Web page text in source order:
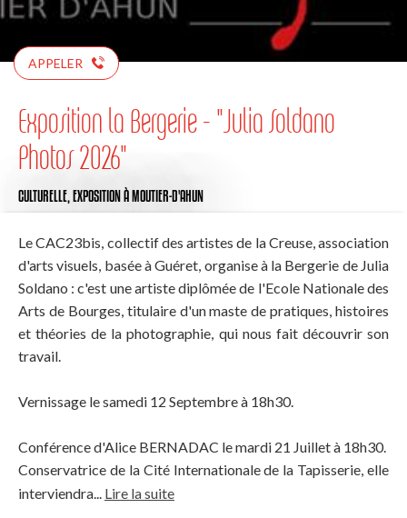
APPELER
Exposition la Bergerie - "Julia Soldano
Photos 2026"
CULTURELLE, EXPOSITIONÀ MOUTIER-D'AHUN
Le CAC23bis, collectif des artistes de la Creuse, association
d'arts visuels, basée à Guéret, organise à la Bergerie de Julia
Soldano : c'est une artiste diplômée de l'Ecole Nationale des
Arts de Bourges, titulaire d'un maste de pratiques, histoires
et théories de la photographie, qui nous fait découvrir son
travail.
Vernissage le samedi 12 Septembre à 18h30.
Conférence d'Alice BERNADAC le mardi 21 Juillet à 18h30.
Conservatrice de la Cité Internationale de la Tapisserie, elle
interviendra... Lire la suite